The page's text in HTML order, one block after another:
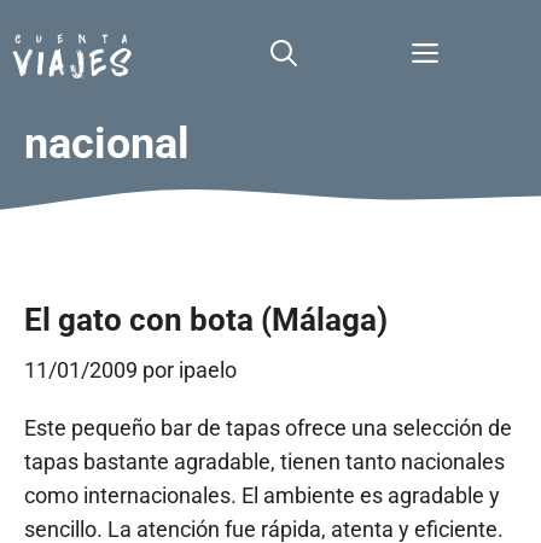
al
contenido
Menú
nacional
El gato con bota (Málaga)
11/01/2009 por ipaelo
Este pequeño bar de tapas ofrece una selección de
tapas bastante agradable, tienen tanto nacionales
como internacionales. El ambiente es agradable y
sencillo. La atención fue rápida, atenta y eficiente.